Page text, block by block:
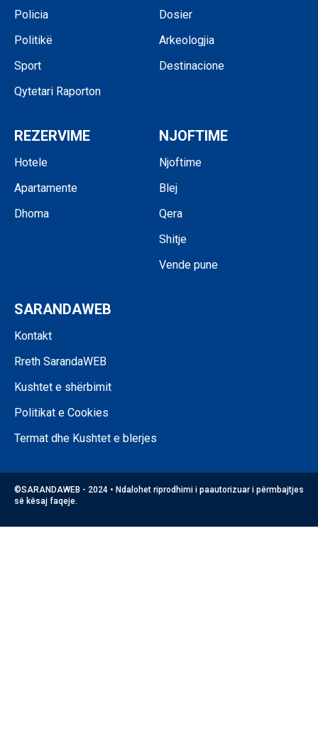
Policia
Politikë
Sport
Qytetari Raporton
Dosier
Arkeologjia
Destinacione
REZERVIME
Hotele
Apartamente
Dhoma
NJOFTIME
Njoftime
Blej
Qera
Shitje
Vende pune
SARANDAWEB
Kontakt
Rreth SarandaWEB
Kushtet e shërbimit
Politikat e Cookies
Termat dhe Kushtet e blerjes
©SARANDAWEB - 2024 • Ndalohet riprodhimi i paautorizuar i përmbajtjes
së kësaj faqeje.